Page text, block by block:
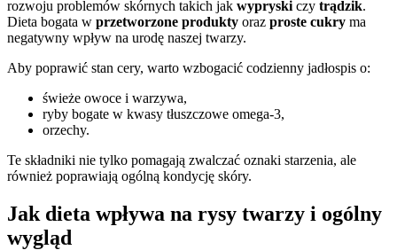
rozwoju problemów skórnych takich jak wypryski czy trądzik.
Dieta bogata w przetworzone produkty oraz proste cukry ma
negatywny wpływ na urodę naszej twarzy.
Aby poprawić stan cery, warto wzbogacić codzienny jadłospis o:
świeże owoce i warzywa,
ryby bogate w kwasy tłuszczowe omega-3,
orzechy.
Te składniki nie tylko pomagają zwalczać oznaki starzenia, ale
również poprawiają ogólną kondycję skóry.
Jak dieta wpływa na rysy twarzy i ogólny
wygląd